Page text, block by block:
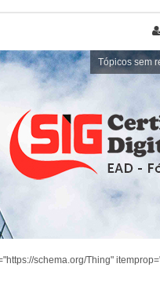
Tópicos sem
schema.org/Thing"